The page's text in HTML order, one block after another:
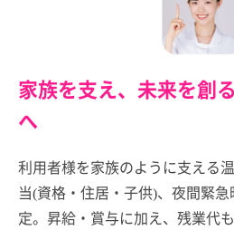
家族を支え、未来を創
へ
利用者様を家族のように支える
当(資格・住居・子供)、夜間緊
定。昇給・賞与に加え、残業代